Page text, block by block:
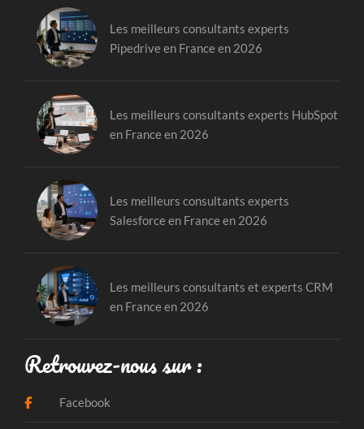
Les meilleurs consultants experts
Pipedrive en France en 2026
Les meilleurs consultants experts HubSpot
en France en 2026
Les meilleurs consultants experts
Salesforce en France en 2026
Les meilleurs consultants et experts CRM
en France en 2026
Retrouvez-nous sur :
Facebook